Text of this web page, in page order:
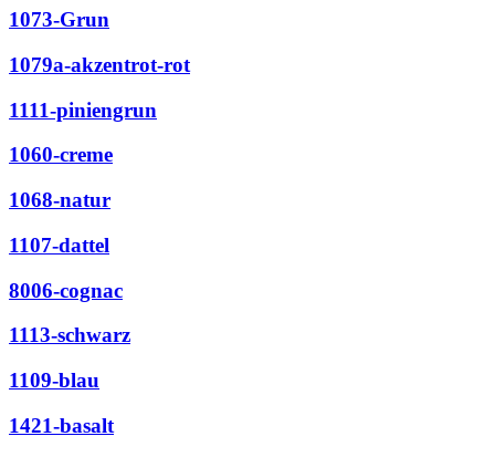
1073-Grun
1079a-akzentrot-rot
1111-piniengrun
1060-creme
1068-natur
1107-dattel
8006-cognac
1113-schwarz
1109-blau
1421-basalt